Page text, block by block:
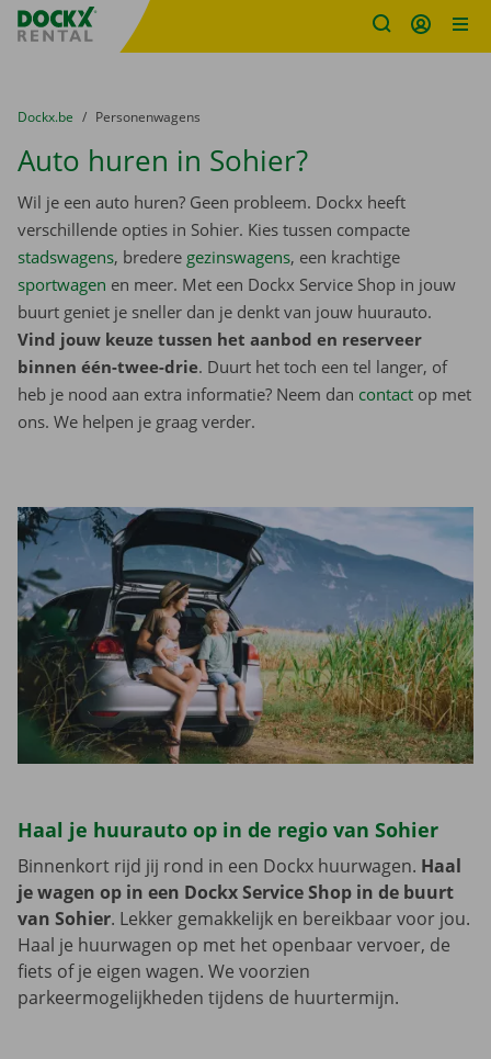
Fratello DEMO
U bevindt zich hier:
van
Dockx.be naar
Personenwagens
Auto huren in Sohier?
Wil je een auto huren? Geen probleem. Dockx heeft
verschillende opties in Sohier. Kies tussen compacte
stadswagens, bredere gezinswagens, een krachtige
sportwagen en meer. Met een Dockx Service Shop in jouw
buurt geniet je sneller dan je denkt van jouw huurauto.
Vind jouw keuze tussen het aanbod en reserveer
binnen één-twee-drie. Duurt het toch een tel langer, of
heb je nood aan extra informatie? Neem dan contact op met
ons. We helpen je graag verder.
Haal je huurauto op in de regio van Sohier
Binnenkort rijd jij rond in een Dockx huurwagen. Haal
je wagen op in een Dockx Service Shop in de buurt
van Sohier. Lekker gemakkelijk en bereikbaar voor jou.
Haal je huurwagen op met het openbaar vervoer, de
fiets of je eigen wagen. We voorzien
parkeermogelijkheden tijdens de huurtermijn.